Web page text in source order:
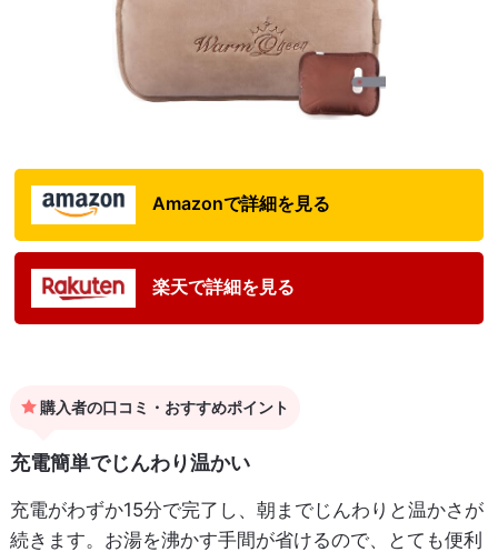
Amazonで詳細を見る
楽天で詳細を見る
購入者の口コミ・おすすめポイント
充電簡単でじんわり温かい
充電がわずか15分で完了し、朝までじんわりと温かさが
続きます。お湯を沸かす手間が省けるので、とても便利